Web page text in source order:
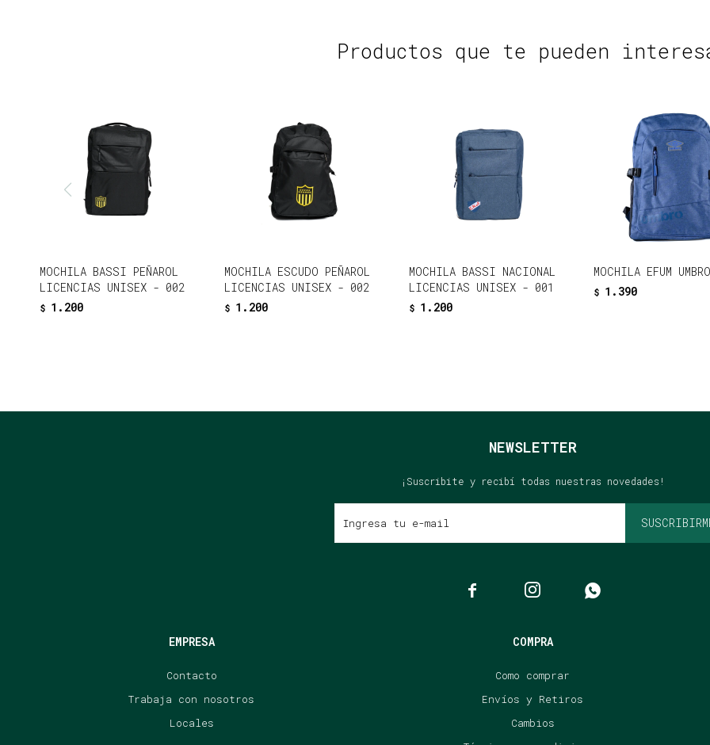
Productos que te pueden
MOCHILA BASSI PEÑAROL
LICENCIAS UNISEX - 002
$ 1.200
MOCHILA ESCUDO PEÑAROL
LICENCIAS UNISEX - 002
$ 1.200
MOCHILA BASSI NACIONAL
LICENCIAS UNISEX - 001
$ 1.200
MOCHILA EFUM
$ 1.390
EMPRESA
Contacto
Trabaja con nosotros
Locales
COMPRA
Como comprar
Envíos y Retiros
Cambios
NEWSLETTER
¡Suscribite y recibí todas nuestras novedades!
  